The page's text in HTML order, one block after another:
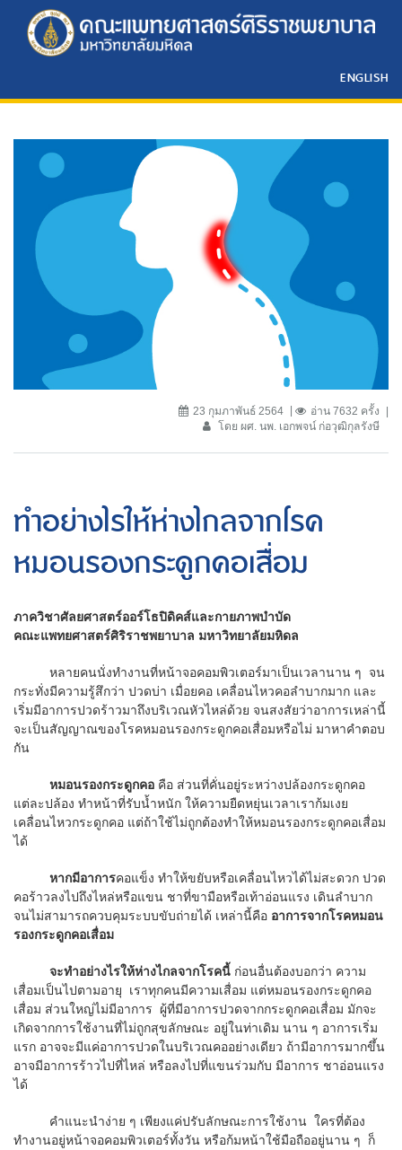
ENGLISH
23 กุมภาพันธ์ 2564
อ่าน 7632 ครั้ง
โดย ผศ. นพ. เอกพจน์ ก่อวุฒิกุลรังษี
ทำอย่างไรให้ห่างไกลจากโรค
หมอนรองกระดูกคอเสื่อม
ภาควิชาศัลยศาสตร์ออร์โธปิดิคส์และกายภาพบำบัด
คณะแพทยศาสตร์ศิริราชพยาบาล มหาวิทยาลัยมหิดล
หลายคนนั่งทำงานที่หน้าจอคอมพิวเตอร์มาเป็นเวลานาน ๆ จน
กระทั่งมีความรู้สึกว่า ปวดบ่า เมื่อยคอ เคลื่อนไหวคอลำบากมาก และ
เริ่มมีอาการปวดร้าวมาถึงบริเวณหัวไหล่ด้วย จนสงสัยว่าอาการเหล่านี้
จะเป็นสัญญาณของโรคหมอนรองกระดูกคอเสื่อมหรือไม่ มาหาคำตอบ
กัน
หมอนรองกระดูกคอ คือ ส่วนที่คั่นอยู่ระหว่างปล้องกระดูกคอ
แต่ละปล้อง ทำหน้าที่รับน้ำหนัก ให้ความยืดหยุ่นเวลาเราก้มเงย
เคลื่อนไหวกระดูกคอ แต่ถ้าใช้ไม่ถูกต้องทำให้หมอนรองกระดูกคอเสื่อม
ได้
หากมีอาการคอแข็ง ทำให้ขยับหรือเคลื่อนไหวได้ไม่สะดวก ปวด
คอร้าวลงไปถึงไหล่หรือแขน ชาที่ขามือหรือเท้าอ่อนแรง เดินลำบาก
จนไม่สามารถควบคุมระบบขับถ่ายได้ เหล่านี้คือ อาการจากโรคหมอน
รองกระดูกคอเสื่อม
จะทำอย่างไรให้ห่างไกลจากโรคนี้ ก่อนอื่นต้องบอกว่า ความ
เสื่อมเป็นไปตามอายุ เราทุกคนมีความเสื่อม แต่หมอนรองกระดูกคอ
เสื่อม ส่วนใหญ่ไม่มีอาการ ผู้ที่มีอาการปวดจากกระดูกคอเสื่อม มักจะ
เกิดจากการใช้งานที่ไม่ถูกสุขลักษณะ อยู่ในท่าเดิม นาน ๆ อาการเริ่ม
แรก อาจจะมีแค่อาการปวดในบริเวณคออย่างเดียว ถ้ามีอาการมากขึ้น
อาจมีอาการร้าวไปที่ไหล่ หรือลงไปที่แขนร่วมกับ มีอาการ ชาอ่อนแรง
ได้
คำแนะนำง่าย ๆ เพียงแค่ปรับลักษณะการใช้งาน ใครที่ต้อง
ทำงานอยู่หน้าจอคอมพิวเตอร์ทั้งวัน หรือก้มหน้าใช้มือถืออยู่นาน ๆ ก็